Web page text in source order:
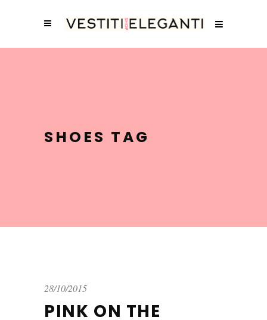
SHOES TAG
28/10/2015
PINK ON THE